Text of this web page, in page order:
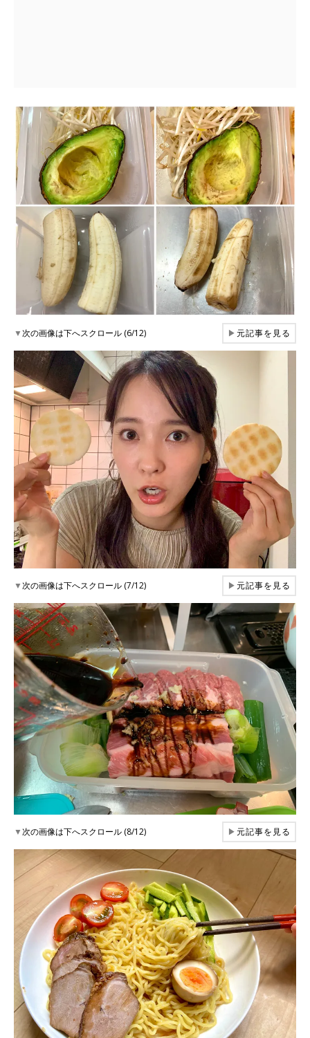
▼次の画像は下へスクロール (6/12) ▶元記事を見る
▼次の画像は下へスクロール (7/12) ▶元記事を見る
▼次の画像は下へスクロール (8/12) ▶元記事を見る